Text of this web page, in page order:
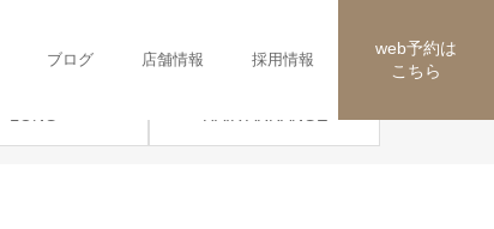
ブログ 店舗情報 採用情報
web予約は
こちら